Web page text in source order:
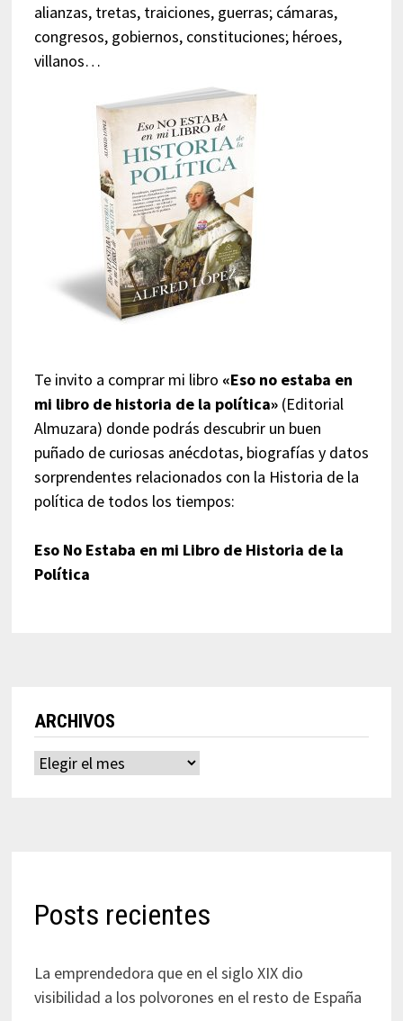
alianzas, tretas, traiciones, guerras; cámaras,
congresos, gobiernos, constituciones; héroes,
villanos…
Te invito a comprar mi libro «Eso no estaba en
mi libro de historia de la política»(Editorial
Almuzara) donde podrás descubrir un buen
puñado de curiosas anécdotas, biografías y datos
sorprendentes relacionados con la Historia de la
política de todos los tiempos:
Eso No Estaba en mi Libro de Historia de la
Política
ARCHIVOS
Archivos
Posts recientes
La emprendedora que en el siglo XIX dio
visibilidad a los polvorones en el resto de España